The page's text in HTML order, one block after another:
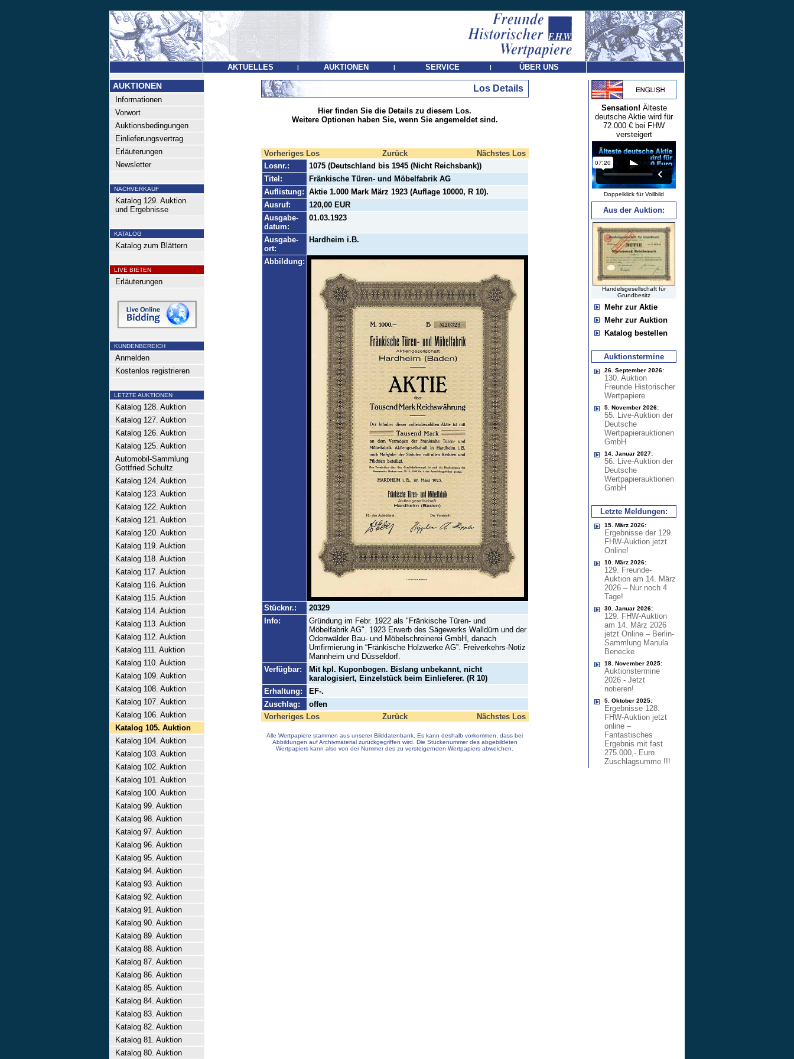
AKTUELLES | AUKTIONEN | SERVICE | ÜBER UNS
AUKTIONEN
Informationen
Vorwort
Auktionsbedingungen
Einlieferungsvertrag
Erläuterungen
Newsletter
NACHVERKAUF
Katalog 129. Auktion
und Ergebnisse
KATALOG
Katalog zum Blättern
LIVE BIETEN
Erläuterungen
KUNDENBEREICH
Anmelden
Kostenlos registrieren
LETZTE AUKTIONEN
Katalog 128. Auktion
Katalog 127. Auktion
Katalog 126. Auktion
Katalog 125. Auktion
Automobil-Sammlung
Gottfried Schultz
Katalog 124. Auktion
Katalog 123. Auktion
Katalog 122. Auktion
Katalog 121. Auktion
Katalog 120. Auktion
Katalog 119. Auktion
Katalog 118. Auktion
Katalog 117. Auktion
Katalog 116. Auktion
Katalog 115. Auktion
Katalog 114. Auktion
Katalog 113. Auktion
Katalog 112. Auktion
Katalog 111. Auktion
Katalog 110. Auktion
Katalog 109. Auktion
Katalog 108. Auktion
Katalog 107. Auktion
Katalog 106. Auktion
Katalog 105. Auktion
Katalog 104. Auktion
Katalog 103. Auktion
Katalog 102. Auktion
Katalog 101. Auktion
Katalog 100. Auktion
Katalog 99. Auktion
Katalog 98. Auktion
Katalog 97. Auktion
Katalog 96. Auktion
Katalog 95. Auktion
Katalog 94. Auktion
Katalog 93. Auktion
Katalog 92. Auktion
Katalog 91. Auktion
Katalog 90. Auktion
Katalog 89. Auktion
Katalog 88. Auktion
Katalog 87. Auktion
Katalog 86. Auktion
Katalog 85. Auktion
Katalog 84. Auktion
Katalog 83. Auktion
Katalog 82. Auktion
Katalog 81. Auktion
Katalog 80. Auktion
Los Details
Hier finden Sie die Details zu diesem Los.
Weitere Optionen haben Sie, wenn Sie angemeldet sind.
Vorheriges Los Zurück
Nächstes Los
Losnr.:
1075 (Deutschland bis 1945 (Nicht Reichsbank))
Titel:
Fränkische Türen- und Möbelfabrik AG
Auflistung: Aktie 1.000 Mark März 1923 (Auflage 10000, R 10).
Ausruf:
120,00 EUR
Ausgabe-
datum:
01.03.1923
Ausgabe-
ort:
Hardheim i.B.
Abbildung:
Stücknr.:
20329
Info:
Gründung im Febr. 1922 als "Fränkische Türen- und
Möbelfabrik AG". 1923 Erwerb des Sägewerks Walldürn und der
Odenwälder Bau- und Möbelschreinerei GmbH, danach
Umfirmierung in “Fränkische Holzwerke AG”. Freiverkehrs-Notiz
Mannheim und Düsseldorf.
Verfügbar:
Mit kpl. Kuponbogen. Bislang unbekannt, nicht
karalogisiert, Einzelstück beim Einlieferer. (R 10)
Erhaltung:
EF-.
Zuschlag:
offen
Vorheriges Los
Zurück Nächstes Los
Alle Wertpapiere stammen aus unserer Bilddatenbank. Es kann deshalb vorkommen, dass bei
Abbildungen auf Archivmaterial zurückgegriffen wird. Die Stückenummer des abgebildeten
Wertpapiers kann also von der Nummer des zu versteigernden Wertpapiers abweichen.
Sensation! Älteste
deutsche Aktie wird für
72.000 € bei FHW
versteigert
Doppelklick für Vollbild
Aus der Auktion:
Handelsgesellschaft für
Grundbesitz
Mehr zur Aktie
Mehr zur Auktion
Katalog bestellen
Auktionstermine
26. September 2026:
130. Auktion
Freunde Historischer
Wertpapiere
5. November 2026:
55. Live-Auktion der
Deutsche
Wertpapierauktionen
GmbH
14. Januar 2027:
56. Live-Auktion der
Deutsche
Wertpapierauktionen
GmbH
Letzte Meldungen:
15. März 2026:
Ergebnisse der 129.
FHW-Auktion jetzt
Online!
10. März 2026:
129. Freunde-
Auktion am 14. März
2026 – Nur noch 4
Tage!
30. Januar 2026:
129. FHW-Auktion
am 14. März 2026
jetzt Online – Berlin-
Sammlung Manula
Benecke
18. November 2025:
Auktionstermine
2026 - Jetzt
notieren!
5. Oktober 2025:
Ergebnisse 128.
FHW-Auktion jetzt
online –
Fantastisches
Ergebnis mit fast
275.000,- Euro
Zuschlagsumme !!!